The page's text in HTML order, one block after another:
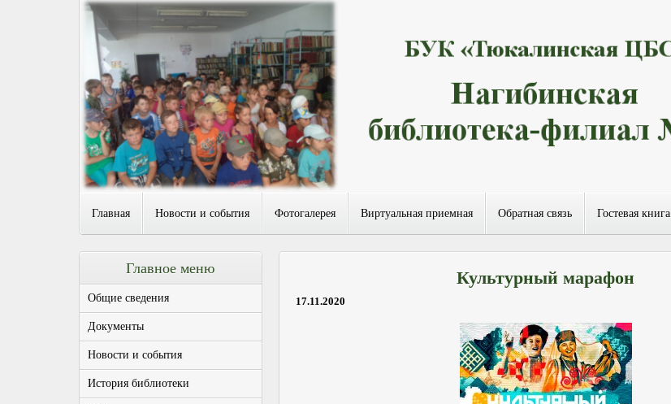
Главная Новости и события Фотогалерея Виртуальная приемная Обратная связь Гостевая книга
Культурный марафон
17.11.2020
Главное меню
Общие сведения
Документы
Новости и события
История библиотеки